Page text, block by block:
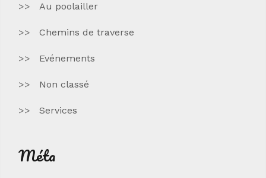
Au poolailler
Chemins de traverse
Evénements
Non classé
Services
Méta